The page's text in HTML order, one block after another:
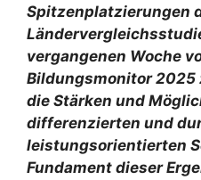
Spitzenplatzierungen
vergangenen Woche
Bildungsmonitor 2025
die Stärken und
differenzierten und
leistungsorientierten
Fundament dieser